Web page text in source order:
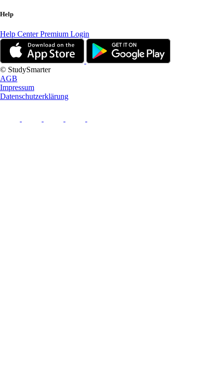
Help
Help CenterPremium Login
© StudySmarter
AGB
Impressum
Datenschutzerklärung